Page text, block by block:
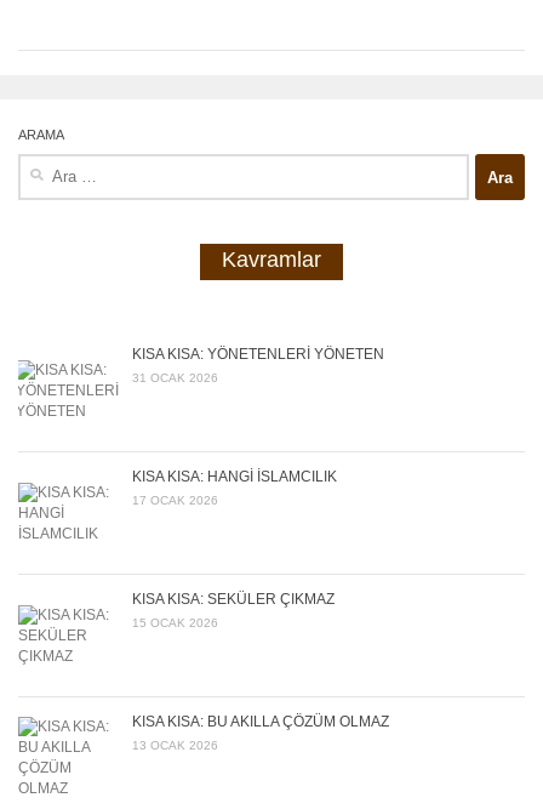
ARAMA
Kavramlar
KISA KISA: YÖNETENLERİ YÖNETEN
31 OCAK 2026
KISA KISA: HANGİ İSLAMCILIK
17 OCAK 2026
KISA KISA: SEKÜLER ÇIKMAZ
15 OCAK 2026
KISA KISA: BU AKILLA ÇÖZÜM OLMAZ
13 OCAK 2026